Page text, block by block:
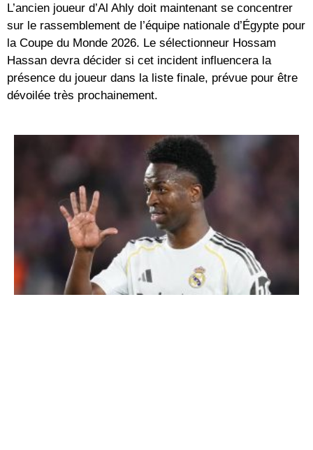
L’ancien joueur d’Al Ahly doit maintenant se concentrer
sur le rassemblement de l’équipe nationale d’Égypte pour
la Coupe du Monde 2026. Le sélectionneur Hossam
Hassan devra décider si cet incident influencera la
présence du joueur dans la liste finale, prévue pour être
dévoilée très prochainement.